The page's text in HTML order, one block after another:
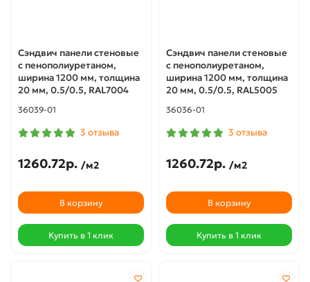
Сэндвич панели стеновые
с пенополиуретаном,
ширина 1200 мм, толщина
20 мм, 0.5/0.5, RAL7004
36039-01
3 отзыва
1260.72р. /м2
В корзину
Купить в 1 клик
Сэндвич панели стеновые
с пенополиуретаном,
ширина 1200 мм, толщина
20 мм, 0.5/0.5, RAL5005
36036-01
3 отзыва
1260.72р. /м2
В корзину
Купить в 1 клик